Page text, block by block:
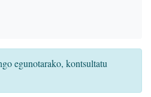
egunotarako, kontsultatu